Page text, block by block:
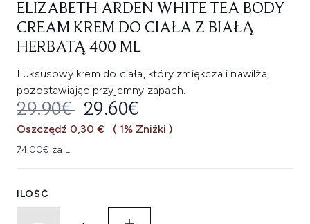
ELIZABETH ARDEN WHITE TEA BODY
CREAM KREM DO CIAŁA Z BIAŁĄ
HERBATĄ 400 ML
Luksusowy krem do ciała, który zmiękcza i nawilża,
pozostawiając przyjemny zapach.
SUGEROWANA CENA
29.90€ AKTUALNA CENA:
29.60€
Oszczędź 0,30 € ( 1% Zniżki )
74.00€ za L
ILOŚĆ